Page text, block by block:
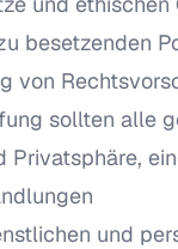
besetzenden
von
sollten alle
Privatsphäre,
und